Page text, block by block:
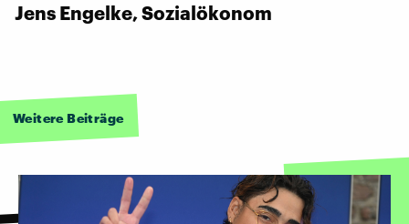
Jens Engelke, Sozialökonom
Weitere Beiträge